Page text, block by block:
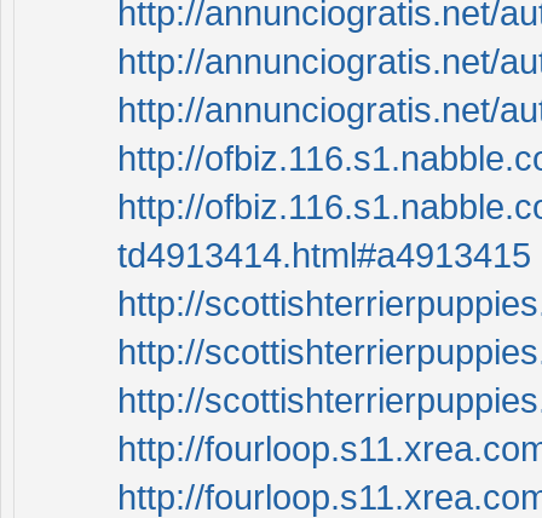
http://annunciogratis.net/
http://annunciogratis.net/
http://annunciogratis.net/
http://
http://
td4913414.html#a4913415
http://
http://
http://
http://
http://